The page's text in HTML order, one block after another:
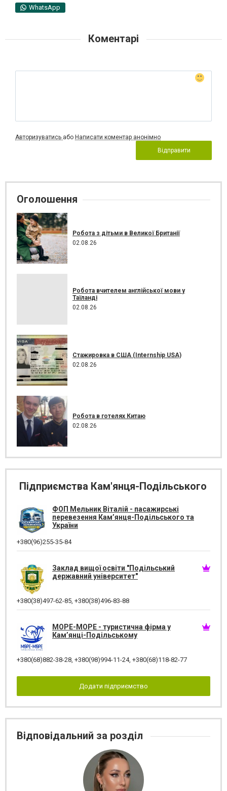
WhatsApp
Коментарі
Авторизуватись або Написати коментар анонімно
Відправити
Оголошення
Робота з дітьми в Великої Британії
02.08.26
Робота вчителем англійської мови у
Таїланді
02.08.26
Стажировка в США (Internship USA)
02.08.26
Робота в готелях Китаю
02.08.26
Підприємства Кам'янця-Подільського
ФОП Мельник Віталій - пасажирські
перевезення Кам’янця-Подільського та
України
+380(96)255-35-84
Заклад вищої освіти "Подільський
державний університет"
+380(38)497-62-85 +380(38)496-83-88
МОРЕ-МОРЕ - туристична фірма у
Кам’янці-Подільському
+380(68)882-38-28 +380(98)994-11-24, +380(68)118-82-77
Додати підприємство
Відповідальний за розділ